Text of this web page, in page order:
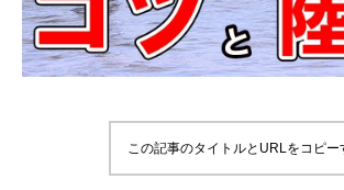
この記事のタイトルとURLをコピー